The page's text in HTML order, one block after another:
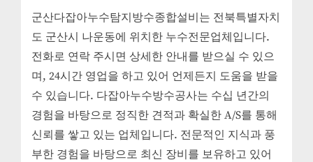
군산다잡아누수탐지방수종합설비는 전북특별자치
도 군산시 나운동에 위치한 누수전문업체입니다.
전화로 연락 주시면 상세한 안내를 받으실 수 있으
며, 24시간 영업을 하고 있어 언제든지 도움을 받을
수 있습니다. 다잡아누수방수공사는 수십 년간의
경험을 바탕으로 정직한 견적과 확실한 A/S를 통해
신뢰를 쌓고 있는 업체입니다. 전문적인 지식과 풍
부한 경험을 바탕으로 최신 장비를 보유하고 있어